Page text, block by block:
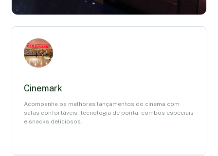
Cinemark
Acompanhe os melhores lançamentos do cinema com
salas confortáveis, tecnologia de ponta, combos especiais
e snacks deliciosos.